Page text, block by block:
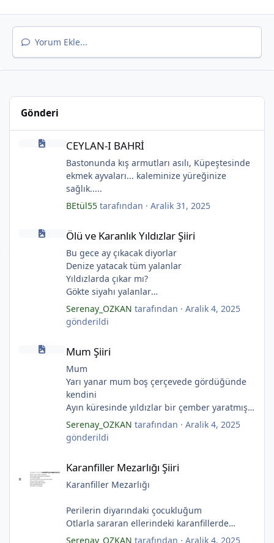
Yorum Ekle...
Gönderi
CEYLAN-I BAHRİ
Bastonunda kış armutları asılı, Küpeştesinde
ekmek ayvaları... kaleminize yüreğinize
sağlık.....
BEtül55tarafından · Aralik 31, 2025
Ölü ve Karanlık Yıldızlar Şiiri
Bu gece ay çıkacak diyorlar
Denize yatacak tüm yalanlar
Yıldızlarda çıkar mı?
Gökte siyahı yalanlar
Ölü ve karanlık yıldızlar
Ayı sarhoş etmişler
Ay kesilmiş kızıl, kızıl
(Serenay Özkan, Viata)
Serenay_OZKAN tarafından · Aralik 4, 2025
gönderildi
Mum Şiiri
Mum
Yarı yanar mum boş çerçevede gördüğünde
kendini
Ayın küresinde yıldızlar bir çember yaratmış
Çocukların rüyalarını.
Gıcırdayan tahta evimizdeki mumlar
Bizi bizlere gösteren fenermiş.
Fenerler bir başka yanarmış.
Hayalin gerçeğinde susmayan sesini
Aşıklar evlerinde ailelerini sayarmış.
Sular ateşi söndürür derler
Aşıklar evinde ateş yükselirmiş
Serenay_OZKAN tarafından · Aralik 4, 2025
gönderildi
Karanfiller Mezarlığı Şiiri
Karanfiller Mezarlığı
Perilerin diyarındaki çocukluğum
Otlarla sararan ellerindeki karanfillerde
Yarım kalan anneler
Serenay_OZKAN tarafından · Aralik 4, 2025
*
*
*